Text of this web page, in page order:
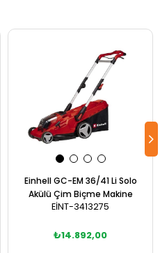
Einhell GC-EM 36/41 Li Solo
Akülü Çim Biçme Makine
EİNT-3413275
₺14.892,00